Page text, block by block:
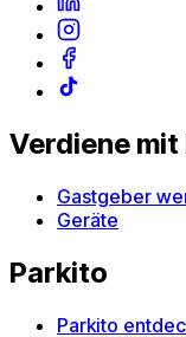
Verdiene
Gastgeber
Geräte
Parkito
Parkito